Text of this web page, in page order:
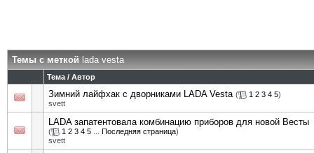
Темы с меткой lada vesta
Тема / Автор
Зимний лайфхак с дворниками LADA Vesta ( 1 2 3 4 5)
svett
LADA запатентовала комбинацию приборов для новой Весты
( 1 2 3 4 5 Последняя страница)
svett